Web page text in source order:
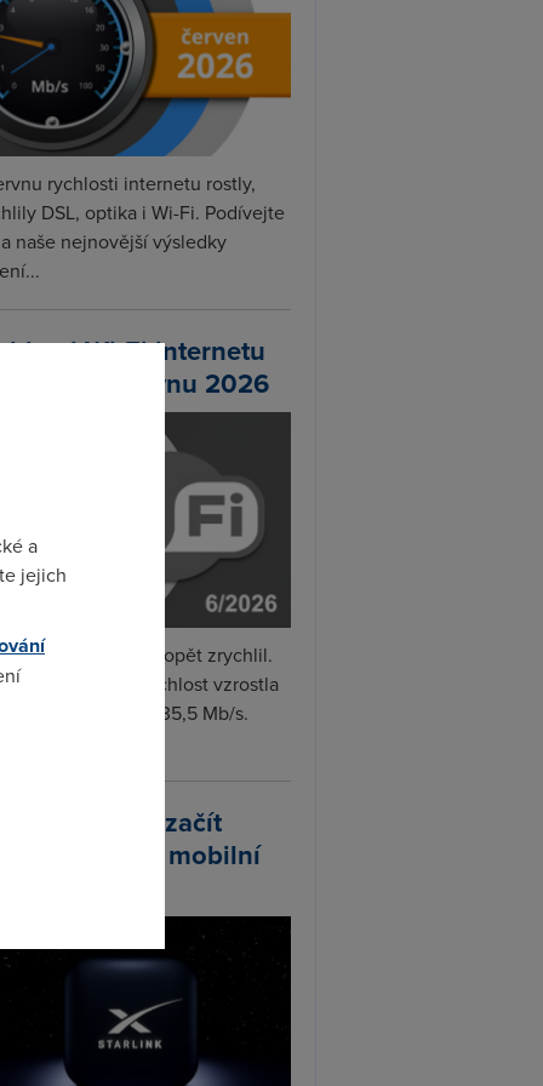
rychlosti internetu rostly,
DSL, optika i Wi-Fi. Podívejte
naše nejnovější výsledky
Wi-Fi internetu
DSL.cz v červnu 2026
internet v červnu opět zrychlil.
naměřená rychlost vzrostla
o 4 % na 35,5 Mb/s.
plánuje začít
vlastní mobilní
a
jejich